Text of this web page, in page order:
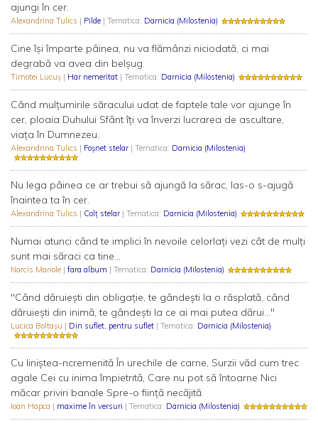
ajungi în cer.
Alexandrina Tulics | Pilde | Tematica: Darnicia (Milostenia)
Cine îşi împarte pâinea, nu va flămânzi niciodată, ci mai
degrabă va avea din belşug.
Timotei Lucuş | Har nemeritat | Tematica: Darnicia (Milostenia)
Când mulţumirile săracului udat de faptele tale vor ajunge în
cer, ploaia Duhului Sfânt îţi va înverzi lucrarea de ascultare,
viaţa în Dumnezeu.
Alexandrina Tulics | Foșnet stelar | Tematica: Darnicia (Milostenia)
Nu lega pâinea ce ar trebui să ajungă la sărac, las-o s-ajugă
înaintea ta în cer.
Alexandrina Tulics | Colț stelar | Tematica: Darnicia (Milostenia)
Numai atunci când te implici în nevoile celorlaţi vezi cât de mulţi
sunt mai săraci ca tine...
Narcis Manole | fara album | Tematica: Darnicia (Milostenia)
"Când dăruieşti din obligaţie, te gândeşti la o răsplată, când
dăruieşti din inimă, te gândeşti la ce ai mai putea dărui..."
Lucica Boltaşu | Din suflet, pentru suflet | Tematica: Darnicia (Milostenia)
Cu liniștea-ncremenită În urechile de carne, Surzii văd cum trec
agale Cei cu inima împietrită, Care nu pot să întoarne Nici
măcar priviri banale Spre-o ființă necăjită.
Ioan Hapca | maxime în versuri | Tematica: Darnicia (Milostenia)